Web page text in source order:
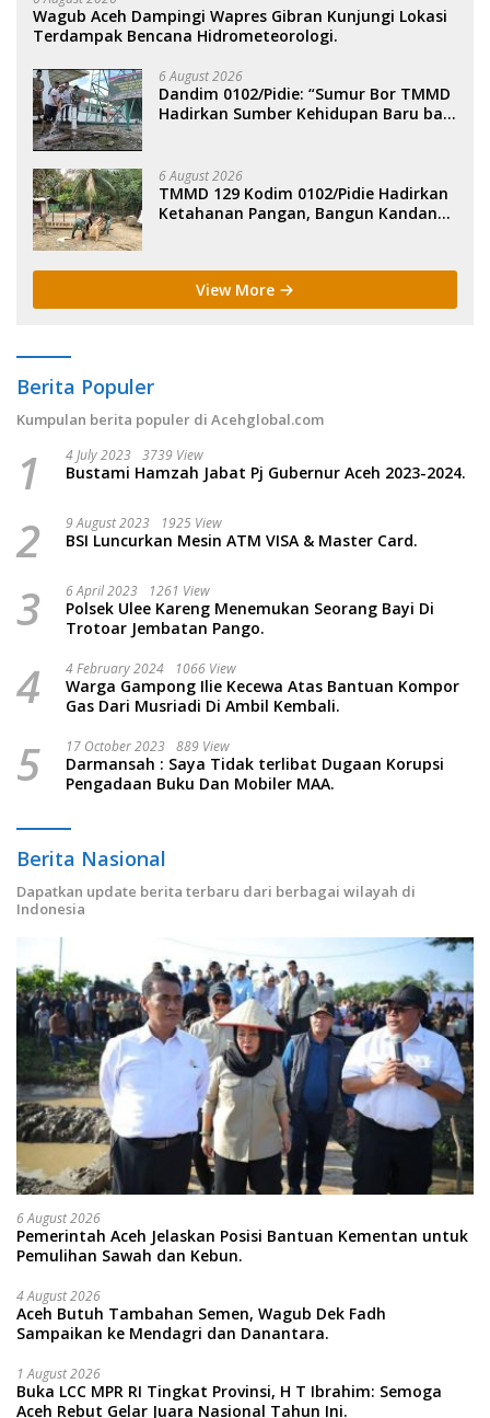
Wagub Aceh Dampingi Wapres Gibran Kunjungi Lokasi
Terdampak Bencana Hidrometeorologi.
6 August 2026
Dandim 0102/Pidie: “Sumur Bor TMMD
Hadirkan Sumber Kehidupan Baru bagi
6 August 2026
TMMD 129 Kodim 0102/Pidie Hadirkan
Ketahanan Pangan, Bangun Kandang
View More
Berita Populer
Kumpulan berita populer di Acehglobal.com
1 4 July 2023 3739 View
Bustami Hamzah Jabat Pj Gubernur Aceh 2023-2024.
2 9 August 2023 1925 View
BSI Luncurkan Mesin ATM VISA & Master Card.
3 6 April 2023 1261 View
Polsek Ulee Kareng Menemukan Seorang Bayi Di
Trotoar Jembatan Pango.
4 4 February 2024 1066 View
Warga Gampong Ilie Kecewa Atas Bantuan Kompor
Gas Dari Musriadi Di Ambil Kembali.
5 17 October 2023 889 View
Darmansah : Saya Tidak terlibat Dugaan Korupsi
Pengadaan Buku Dan Mobiler MAA.
Berita Nasional
Dapatkan update berita terbaru dari berbagai wilayah di
Indonesia
6 August 2026
Pemerintah Aceh Jelaskan Posisi Bantuan Kementan untuk
Pemulihan Sawah dan Kebun.
4 August 2026
Aceh Butuh Tambahan Semen, Wagub Dek Fadh
Sampaikan ke Mendagri dan Danantara.
1 August 2026
Buka LCC MPR RI Tingkat Provinsi, H T Ibrahim: Semoga
Aceh Rebut Gelar Juara Nasional Tahun Ini.